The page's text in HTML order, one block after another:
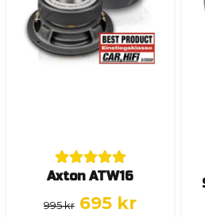
Axton ATW16
995 kr 695 kr